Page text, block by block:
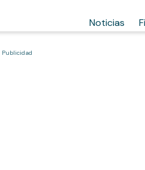
Noticias
Publicidad